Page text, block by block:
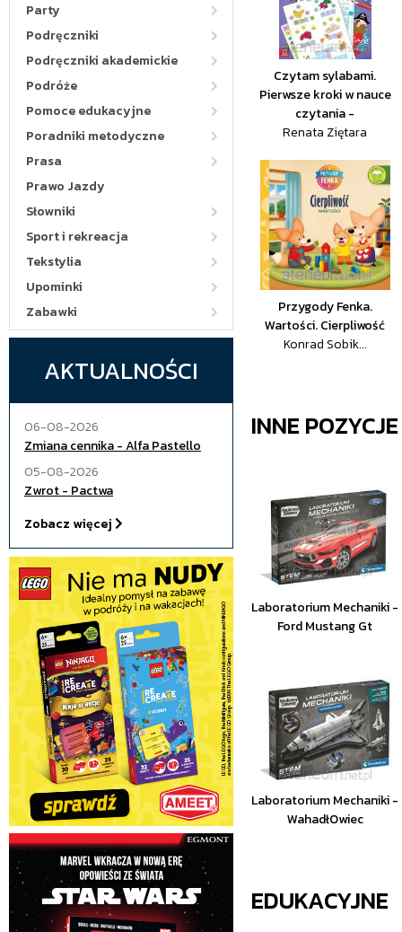
Party
Podręczniki
Podręczniki akademickie
Podróże
Pomoce edukacyjne
Poradniki metodyczne
Prasa
Prawo Jazdy
Słowniki
Sport i rekreacja
Tekstylia
Upominki
Zabawki
AKTUALNOŚCI
06-08-2026
Zmiana cennika - Alfa Pastello
05-08-2026
Zwrot - Pactwa
Zobacz więcej
Czytam sylabami.
Pierwsze kroki w nauce
czytania -
Renata Ziętara
Przygody Fenka.
Wartości. Cierpliwość
Konrad Sobik...
INNE
Laboratorium Mechaniki -
Ford Mustang Gt
Laboratorium Mechaniki -
WahadłOwiec
EDUKACYJNE